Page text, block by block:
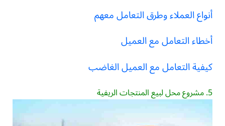
أنواع العملاء وطرق التعامل معهم
أخطاء التعامل مع العميل
كيفية التعامل مع العميل الغاضب
5. مشروع محل لبيع المنتجات الريفية